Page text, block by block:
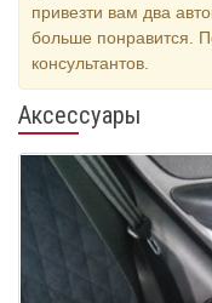
привезти вам два
больше понравится.
консультантов.
Аксессуары